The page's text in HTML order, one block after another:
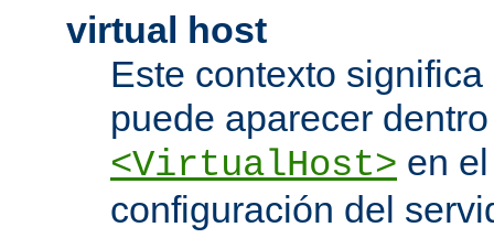
virtual host
Este contexto
puede aparecer
<VirtualHost> en
configuración del